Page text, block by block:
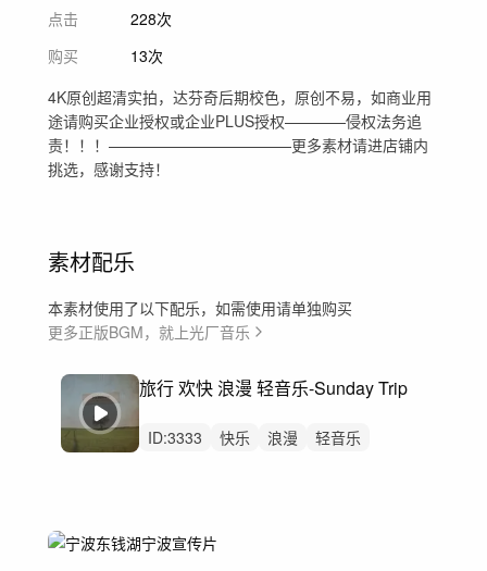
点击
228次
购买
13次
4K原创超清实拍，达芬奇后期校色，原创不易，如商业用
途请购买企业授权或企业PLUS授权————侵权法务追
责！！！————————————更多素材请进店铺内
挑选，感谢支持！
素材配乐
本素材使用了以下配乐，如需使用请单独购买
更多正版BGM，就上光厂音乐
旅行 欢快 浪漫 轻音乐-Sunday Trip
ID:3333 快乐 浪漫
轻音乐